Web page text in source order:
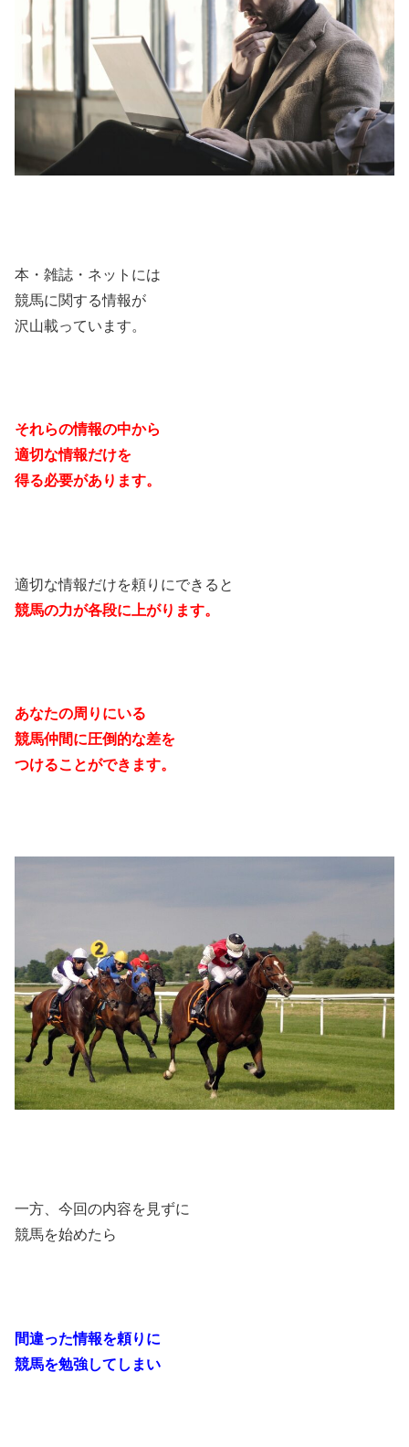
本・雑誌・ネットには
競馬に関する情報が
沢山載っています。
それらの情報の中から
適切な情報だけを
得る必要があります。
適切な情報だけを頼りにできると
競馬の力が各段に上がります。
あなたの周りにいる
競馬仲間に圧倒的な差を
つけることができます。
一方、今回の内容を見ずに
競馬を始めたら
間違った情報を頼りに
競馬を勉強してしまい